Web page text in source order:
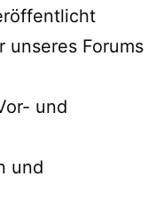
unseres Forums
und
und